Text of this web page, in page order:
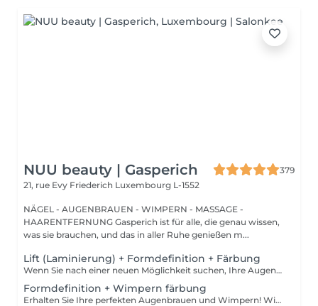
NUU beauty | Gasperich
379
21, rue Evy Friederich Luxembourg L-1552
NÄGEL - AUGENBRAUEN - WIMPERN - MASSAGE -
HAARENTFERNUNG Gasperich ist für alle, die genau wissen,
was sie brauchen, und das in aller Ruhe genießen m...
Lift (Laminierung) + Formdefinition + Färbung
Wenn Sie nach einer neuen Möglichkeit suchen, Ihre Augenbrauen zu verbessern, brauchen Sie nicht weiter zu suchen als die Augenbrauenlifting-Behandlung! Während des Prozesses bedeckt die Spezialistin die Haare mit speziellen Zusammensetzungen für langanhaltendes Styling und Fixierung. Die Augenbrauenlaminierung geht mit einer Färbung einher. Das Ergebnis sind helle, ordentliche und gepflegte Augenbrauen, und die gewünschte Form bleibt lange Zeit unverändert. Wie wird das Augenbrauenlifting durchgeführt? - Beratung (um die perfekte Form und Farbe zu besprechen) - Vorbereitung (Augenbrauen werden gewaschen und markiert) - Augenbrauenstyling wird aufgetragen - Augenbrauenfixierung wird aufgetragen - zupfen (Überschüssige Haare werden mit einer Pinzette entfernt) - färben (Farbe oder Henna wird aufgetragen) - Produkte werden von den Augenbrauen entfernt - Antiseptikum und Creme werden aufgetragen - Augenbrauen werden in die gewünschte Position gebürstet Altersbeschränkungen: empfohlenes Mindestalter ab 16 Jahren. Empfehlungen nach dem Eingriff: die Augenbrauen 24 Stunden lang nicht waschen, keine Sauna besuchen und kein Make-up auftragen. Frequenz: einmal in 6-8 Wochen.
Formdefinition + Wimpern färbung
Erhalten Sie Ihre perfekten Augenbrauen und Wimpern! Wie wird die Form Definierung + Wimpern färben durchgeführt? - Beratung (um die perfekte Form und Farbe zu besprechen) - Vorbereitung (Augenbrauen werden gewaschen und markiert) - wachsen (Überschüssige Haare werden mit Wachs entfernt) - zupfen (Überschüssige Haare werden mit einer Pinzette entfernt) - Antiseptikum und Creme werden aufgetragen - Wimpern werden gewaschen - Augencreme wird aufgetragen - Klebeband und die Patches werden aufgetragen - färben - Klebeband und die Patches werden entfernt Altersbeschränkungen: empfohlenes Mindestalter ab 12 Jahren. Empfehlungen nach dem Eingriff: in den ersten 4 Stunden nach dem Eingriff keine Makeup-Produkte auf die Haut in der Nähe der Augenbrauen auftragen. Die Wimpern 24 Stunden nach dem Eingriff nicht nass machen. Frequenz: einmal in 3-4 Wochen.